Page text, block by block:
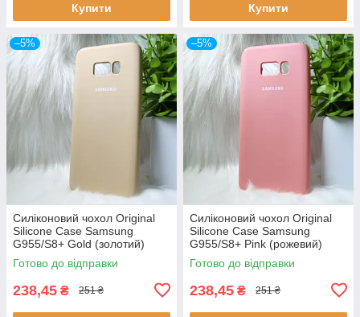
Купити Купити
–5%
Силіконовий чохол Original
Silicone Case Samsung
G955/S8+ Gold (золотий)
Готово до відправки
238,45 ₴ 251 ₴
–5%
Силіконовий чохол Original
Silicone Case Samsung
G955/S8+ Pink (рожевий)
Готово до відправки
238,45 ₴ 251 ₴